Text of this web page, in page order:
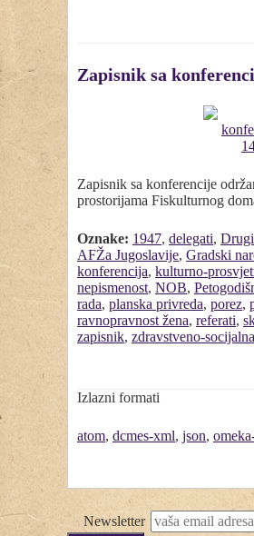
Zapisnik sa
Zapisnik sa konferencije
prostorijama Fiskulturnog
Oznake: 1947, delegati,
AFŽa Jugoslavije, Gradski
konferencija, kulturno-
nepismenost, NOB,
rada, planska privreda, porez,
ravnopravnost žena, referati,
zapisnik, zdravstveno-
Izlazni formati
atom, dcmes-xml, json,
Newsletter